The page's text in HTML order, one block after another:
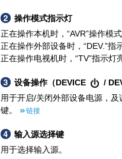
操作模式指示灯
正在操作本机时，“AVR”操作模
正在操作外部设备时，“DEV.”指
正在操作电视机时，“TV”指示灯
设备操作（DEVICE
/
用于开启/关闭外部设备电源，
键。
链接
输入源选择键
用于选择输入源。